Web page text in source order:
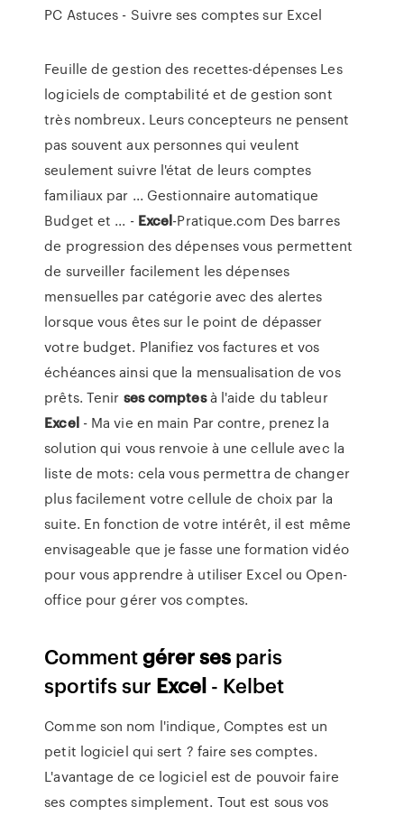
PC Astuces - Suivre ses comptes sur Excel
Feuille de gestion des recettes-dépenses Les
logiciels de comptabilité et de gestion sont
très nombreux. Leurs concepteurs ne pensent
pas souvent aux personnes qui veulent
seulement suivre l'état de leurs comptes
familiaux par ... Gestionnaire automatique
Budget et ... - Excel-Pratique.com Des barres
de progression des dépenses vous permettent
de surveiller facilement les dépenses
mensuelles par catégorie avec des alertes
lorsque vous êtes sur le point de dépasser
votre budget. Planifiez vos factures et vos
échéances ainsi que la mensualisation de vos
prêts. Tenir ses comptesà l'aide du tableur
Excel- Ma vie en main Par contre, prenez la
solution qui vous renvoie à une cellule avec la
liste de mots: cela vous permettra de changer
plus facilement votre cellule de choix par la
suite. En fonction de votre intérêt, il est même
envisageable que je fasse une formation vidéo
pour vous apprendre à utiliser Excel ou Open-
office pour gérer vos comptes.
Commentgérerses paris
sportifs sur Excel - Kelbet
Comme son nom l'indique, Comptes est un
petit logiciel qui sert ? faire ses comptes.
L'avantage de ce logiciel est de pouvoir faire
ses comptes simplement. Tout est sous vos